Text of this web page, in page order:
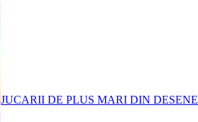
JUCARII DE PLUS MARI DIN DESENE